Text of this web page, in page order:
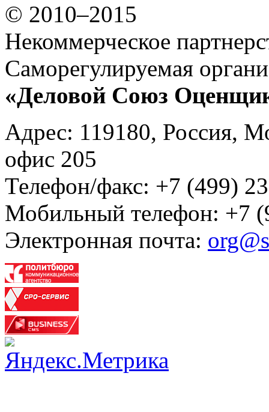
© 2010–2015
Некоммерческое
Саморегулируемая
«Деловой Союз
Адрес: 119180, Россия,
офис 205
Телефон/факс: +7 (499)
Мобильный телефон: +7
Электронная почта: